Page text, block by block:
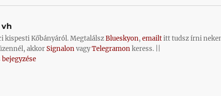
kispesti Kőbányáról. MegtalálszBlueskyon,emailtitt tudsz írni
akkorSignalonvagyTelegramonkeress. ||